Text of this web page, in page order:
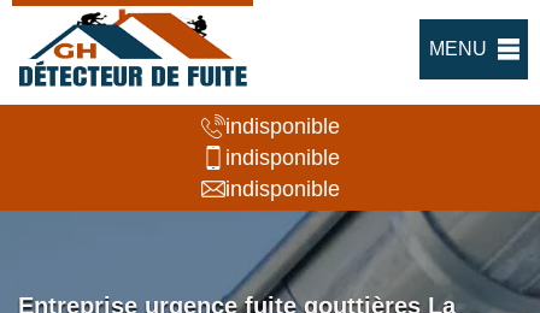
MENU
indisponible
indisponible
indisponible
Entreprise urgence fuite gouttières La